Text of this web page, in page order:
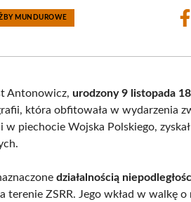
MUNDUROWE
Antonowicz,urodzony 9 listopada
która obfitowała w wydarzenia
w piechocie Wojska Polskiego,
działalnością
terenie ZSRR. Jego wkład w walkę o